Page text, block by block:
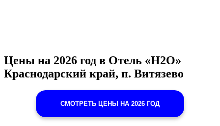
Цены на 2026 год в Отель «H2O»
Краснодарский край, п. Витязево
СМОТРЕТЬ ЦЕНЫ НА 2026 ГОД